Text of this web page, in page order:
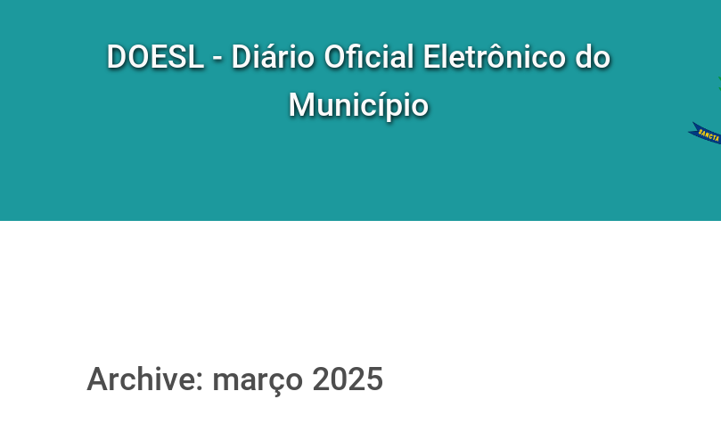
DOESL - Diário Oficial Eletrônico do
Município
Archive: março 2025